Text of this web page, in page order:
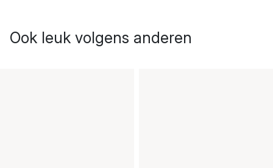
Ook leuk volgens anderen